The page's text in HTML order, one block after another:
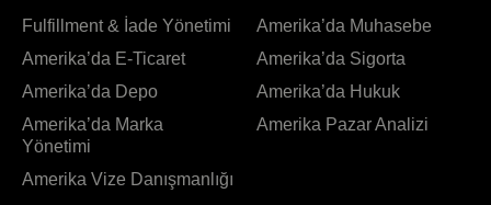
Fulfillment & İade Yönetimi
Amerika’da E-Ticaret
Amerika’da Depo
Amerika’da Marka
Yönetimi
Amerika Vize Danışmanlığı
Amerika’da Muhasebe
Amerika’da Sigorta
Amerika’da Hukuk
Amerika Pazar Analizi